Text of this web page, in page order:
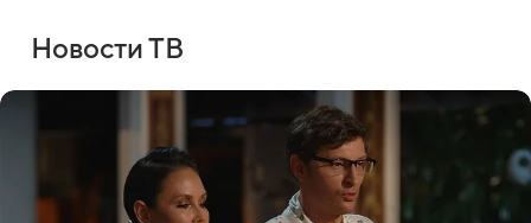
Новости ТВ